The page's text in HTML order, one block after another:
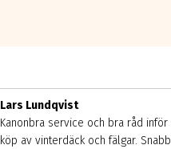
Lars Lundqvist
Kanonbra service och bra råd inför
köp av vinterdäck och fälgar. Snabb